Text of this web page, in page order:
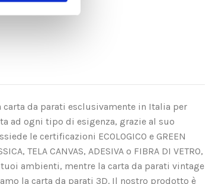
da parati esclusivamente in Italia per
ad ogni tipo di esigenza, grazie al suo
le certificazioni ECOLOGICO e GREEN
TELA CANVAS, ADESIVA o FIBRA DI VETRO,
ambienti, mentre la carta da parati vintage
la carta da parati 3D. Il nostro prodotto è